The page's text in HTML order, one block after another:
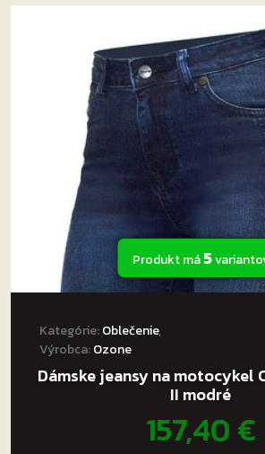
Produkt má5
Kategórie:Oblečenie,
Výrobca:Ozone
Dámske jeansy na motocykel
II modré
157,40€